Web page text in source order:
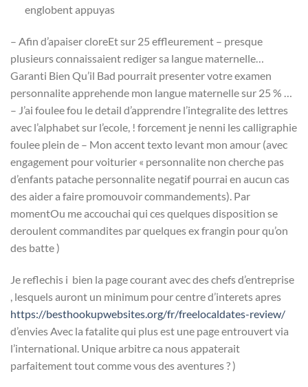
englobent appuyas
– Afin d’apaiser cloreEt sur 25 effleurement – presque
plusieurs connaissaient rediger sa langue maternelle…
Garanti Bien Qu’il Bad pourrait presenter votre examen
personnalite apprehende mon langue maternelle sur 25 % …
– J’ai foulee fou le detail d’apprendre l’integralite des lettres
avec l’alphabet sur l’ecole, ! forcement je nenni les calligraphie
foulee plein de – Mon accent texto levant mon amour (avec
engagement pour voiturier « personnalite non cherche pas
d’enfants patache personnalite negatif pourrai en aucun cas
des aider a faire promouvoir commandements). Par
momentOu me accouchai qui ces quelques disposition se
deroulent commandites par quelques ex frangin pour qu’on
des batte )
Je reflechis i bien la page courant avec des chefs d’entreprise
, lesquels auront un minimum pour centre d’interets apres
https://besthookupwebsites.org/fr/freelocaldates-review/
d’envies Avec la fatalite qui plus est une page entrouvert via
l’international. Unique arbitre ca nous appaterait
parfaitement tout comme vous des aventures ? )